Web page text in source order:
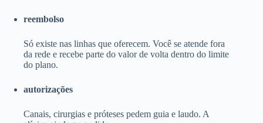
reembolso
Só existe nas linhas que oferecem. Você se atende fora
da rede e recebe parte do valor de volta dentro do limite
do plano.
autorizações
Canais, cirurgias e próteses pedem guia e laudo. A